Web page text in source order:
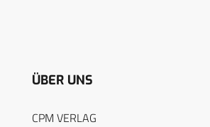
ÜBER UNS
CPM VERLAG